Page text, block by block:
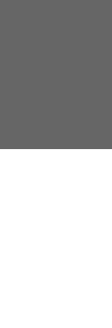
de cookies RGPD